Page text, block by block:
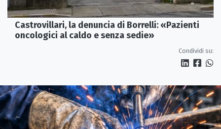
Castrovillari, la denuncia di Borrelli: «Pazienti
oncologici al caldo e senza sedie»
Condividi su: